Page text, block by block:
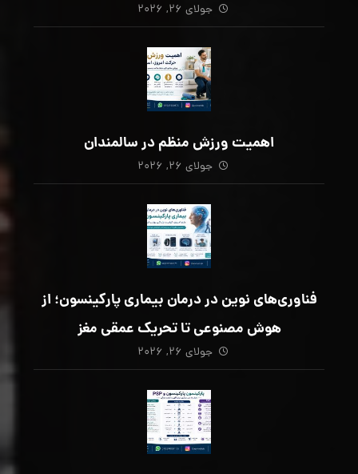
جولای ۲۶, ۲۰۲۶
اهمیت ورزش منظم در سالمندان
جولای ۲۶, ۲۰۲۶
فناوری‌های نوین در درمان بیماری پارکینسون؛ از
هوش مصنوعی تا تحریک عمقی مغز
جولای ۲۶, ۲۰۲۶